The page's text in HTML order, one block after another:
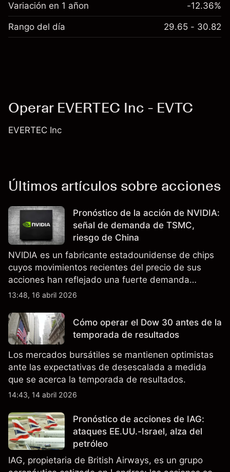
Variación en 1 añon -12.36%
Rango del día 29.65 - 30.82
Operar EVERTEC Inc - EVTC
EVERTEC Inc
Últimos artículos sobre acciones
Pronóstico de la acción de NVIDIA:
señal de demanda de TSMC,
riesgo de China
NVIDIA es un fabricante estadounidense de chips
cuyos movimientos recientes del precio de sus
acciones han reflejado una fuerte demanda
relacionada con la IA, ingresos trimestrales récord
de exportación de EE.UU. que afectan las ventas
en China.
13:48, 16 abril 2026
Cómo operar el Dow 30 antes de la
temporada de resultados
Los mercados bursátiles se mantienen optimistas
ante las expectativas de desescalada a medida
que se acerca la temporada de resultados.
14:43, 14 abril 2026
Pronóstico de acciones de IAG:
ataques EE.UU.-Israel, alza del
petróleo
IAG, propietaria de British Airways, es un grupo